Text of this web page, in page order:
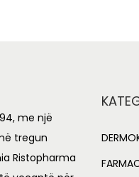
me një
tregun
Ristopharma